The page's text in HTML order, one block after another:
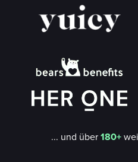
... und über180+